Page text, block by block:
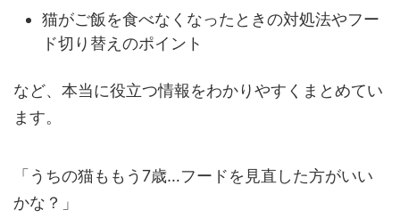
猫がご飯を食べなくなったときの対処法やフー
ド切り替えのポイント
など、本当に役立つ情報をわかりやすくまとめてい
ます。
「うちの猫ももう7歳…フードを見直した方がいい
かな？」